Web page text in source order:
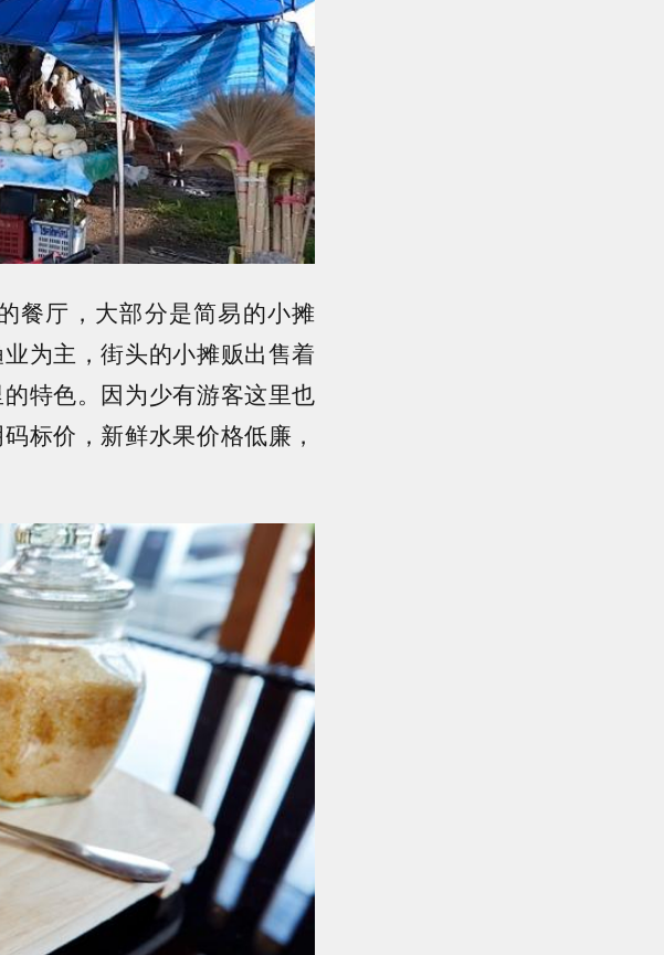
餐厅，大部分是简易的小摊
为主，街头的小摊贩出售着
特色。因为少有游客这里也
标价，新鲜水果价格低廉，